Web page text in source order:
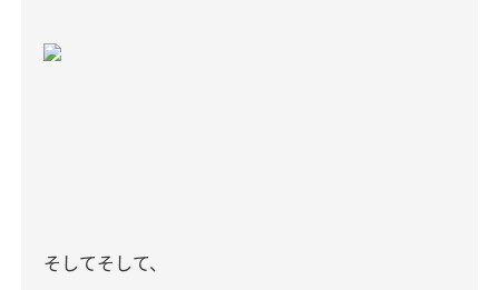
そしてそして、